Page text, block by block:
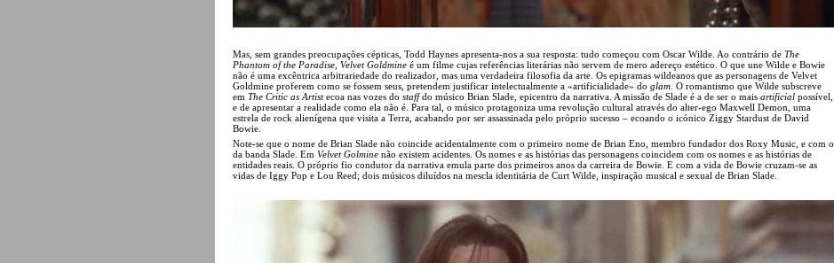
Mas, sem grandes preocupações cépticas, Todd Haynes apresenta-nos a sua resposta: tudo começou com Oscar Wilde. Ao contrário de The
Phantom of the Paradise Velvet Goldmine é um filme cujas referências literárias não servem de mero adereço estético. O que une Wilde e Bowie
não é uma excêntrica arbitrariedade do realizador, mas uma verdadeira filosofia da arte. Os epigramas wildeanos que as personagens de Velvet
Goldmine proferem como se fossem seus, pretendem justificar intelectualmente a «artificialidade» do glam . O romantismo que Wilde subscreve
em The Critic as Artistecoa nas vozes do staffdo músico Brian Slade, epicentro da narrativa. A missão de Slade é a de ser o mais artificial possível,
e de apresentar a realidade como ela não é. Para tal, o músico protagoniza uma revolução cultural através do alter-ego Maxwell Demon, uma
estrela de rock alienígena que visita a Terra, acabando por ser assassinada pelo próprio sucesso – ecoando o icónico Ziggy Stardust de David
Bowie.
Note-se que o nome de Brian Slade não coincide acidentalmente com o primeiro nome de Brian Eno, membro fundador dos Roxy Music, e com o
da banda Slade. Em Velvet Golmine não existem acidentes. Os nomes e as histórias das personagens coincidem com os nomes e as histórias de
entidades reais. O próprio fio condutor da narrativa emula parte dos primeiros anos da carreira de Bowie. E com a vida de Bowie cruzam-se as
vidas de Iggy Pop e Lou Reed; dois músicos diluídos na mescla identitária de Curt Wilde, inspiração musical e sexual de Brian Slade.